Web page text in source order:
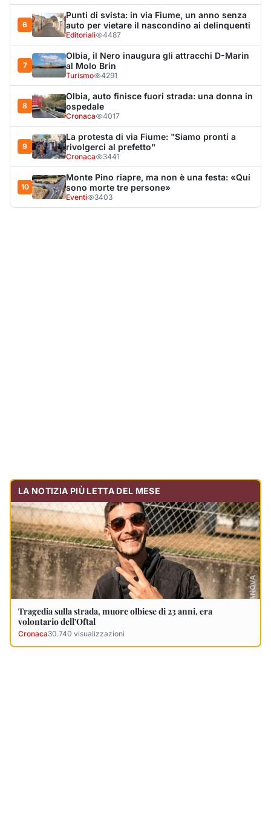
6
Punti di svista: in via Fiume, un anno senza
auto per vietare il nascondino ai delinquenti
Editoriali 4487
7
Olbia, il Nero inaugura gli attracchi D-Marin
al Molo Brin
Turismo 4291
8
Olbia, auto finisce fuori strada: una donna in
ospedale
Cronaca 4017
9
La protesta di via Fiume: "Siamo pronti a
rivolgerci al prefetto"
Cronaca 3441
10
Monte Pino riapre, ma non è una festa: «Qui
sono morte tre persone»
Eventi 3403
LA NOTIZIA PIÙ LETTA DEL MESE
Tragedia sulla strada, muore olbiese di 23 anni, era
volontario dell'Oftal
Cronaca30.740 visualizzazioni